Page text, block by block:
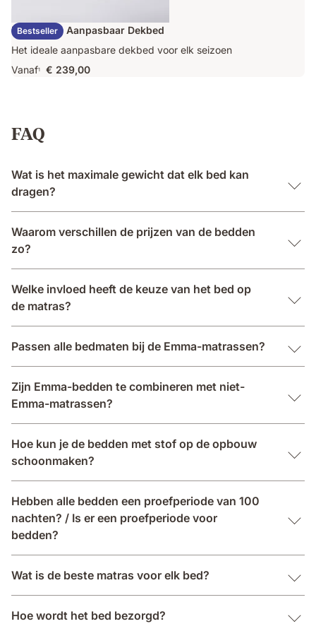
Bestseller
Emma Duo Aanpasbaar Dekbed
Het ideale aanpasbare dekbed voor elk seizoen
Vanaf1 € 239,00
FAQ
Wat is het maximale gewicht dat elk bed kan
dragen?
Waarom verschillen de prijzen van de bedden
zo?
Welke invloed heeft de keuze van het bed op
de matras?
Passen alle bedmaten bij de Emma-matrassen?
Zijn Emma-bedden te combineren met niet-
Emma-matrassen?
Hoe kun je de bedden met stof op de opbouw
schoonmaken?
Hebben alle bedden een proefperiode van 100
nachten? / Is er een proefperiode voor
bedden?
Wat is de beste matras voor elk bed?
Hoe wordt het bed bezorgd?